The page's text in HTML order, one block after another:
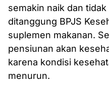
semakin naik dan
ditanggung BPJS
suplemen makanan.
pensiunan akan
karena kondisi
menurun.